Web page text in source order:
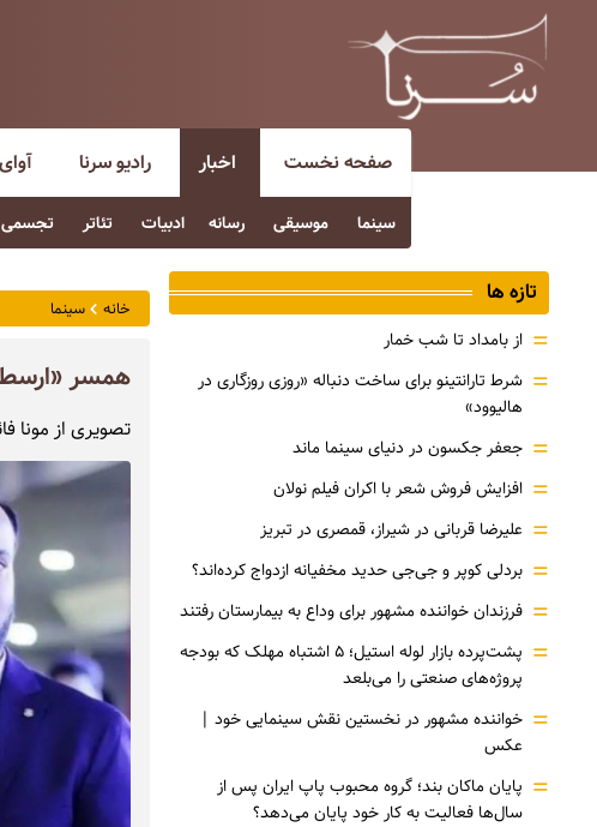
صفحه نخست اخبار
سینما موسیقی رسانه ادبیات تئاتر تجسمی
رادیو سرنا
خانه سینما
همسر
تصویری از مونا
تازه ها
= از بامداد تا شب خمار
= شرط تارانتینو برای ساخت دنباله «روزی روزگاری در
هالیوود»
= جعفر جکسون در دنیای سینما ماند
= افزایش فروش شعر با اکران فیلم نولان
= علیرضا قربانی در شیراز، قمصری در تبریز
= بردلی کوپر و جی‌جی حدید مخفیانه ازدواج کرده‌اند؟
= فرزندان خواننده مشهور برای وداع به بیمارستان رفتند
=
پشت‌پرده بازار لوله استیل؛ ۵ اشتباه مهلک که بودجه
پروژه‌های صنعتی را می‌بلعد
= خواننده مشهور در نخستین نقش سینمایی خود |‌
عکس
= پایان ماکان بند؛ گروه محبوب پاپ ایران پس از
سال‌ها فعالیت به کار خود پایان می‌دهد؟